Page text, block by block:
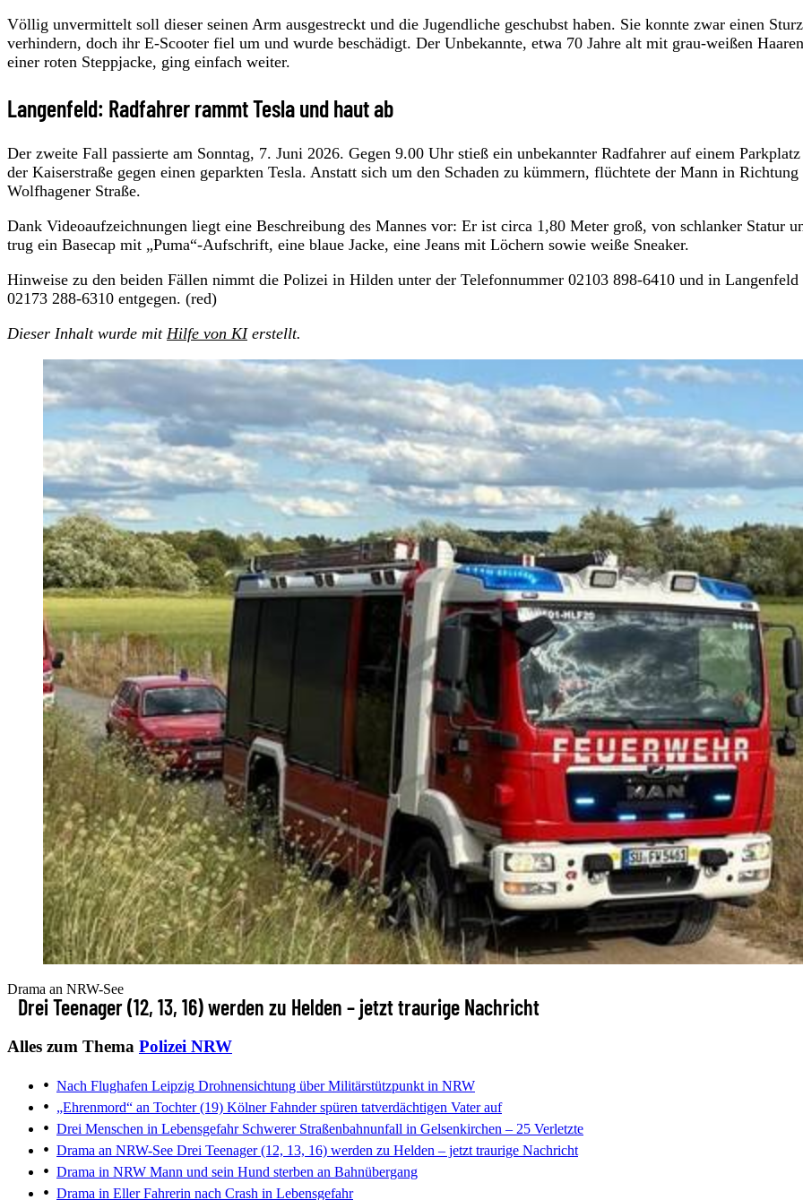
Völlig unvermittelt soll dieser seinen Arm ausgestreckt und die Jugendliche geschubst haben. Sie konnte zwar einen Sturz
verhindern, doch ihr E-Scooter fiel um und wurde beschädigt. Der Unbekannte, etwa 70 Jahre alt mit grau-weißen
einer roten Steppjacke, ging einfach weiter.
Langenfeld: Radfahrer rammt Tesla und haut ab
Der zweite Fall passierte am Sonntag, 7. Juni 2026. Gegen 9.00 Uhr stieß ein unbekannter Radfahrer auf einem Parkplatz
der Kaiserstraße gegen einen geparkten Tesla. Anstatt sich um den Schaden zu kümmern, flüchtete der Mann in Richtung
Wolfhagener Straße.
Dank Videoaufzeichnungen liegt eine Beschreibung des Mannes vor: Er ist circa 1,80 Meter groß, von schlanker Statur
trug ein Basecap mit „Puma“-Aufschrift, eine blaue Jacke, eine Jeans mit Löchern sowie weiße Sneaker.
Hinweise zu den beiden Fällen nimmt die Polizei in Hilden unter der Telefonnummer 02103 898-6410 und in Langenfeld
02173 288-6310 entgegen. (red)
Dieser Inhalt wurde mit Hilfe von KIerstellt.
Drama an NRW-See
Drei Teenager (12, 13, 16) werden zu Helden – jetzt traurige Nachricht
Alles zum Thema Polizei NRW
Nach Flughafen Leipzig Drohnensichtung über Militärstützpunkt in NRW
„Ehrenmord“ an Tochter (19) Kölner Fahnder spüren tatverdächtigen Vater auf
Drei Menschen in LebensgefahrSchwerer Straßenbahnunfall in Gelsenkirchen – 25 Verletzte
Drama an NRW-See Drei Teenager (12, 13, 16) werden zu Helden – jetzt traurige Nachricht
Drama in NRW Mann und sein Hund sterben an Bahnübergang
Drama in EllerFahrerin nach Crash in Lebensgefahr